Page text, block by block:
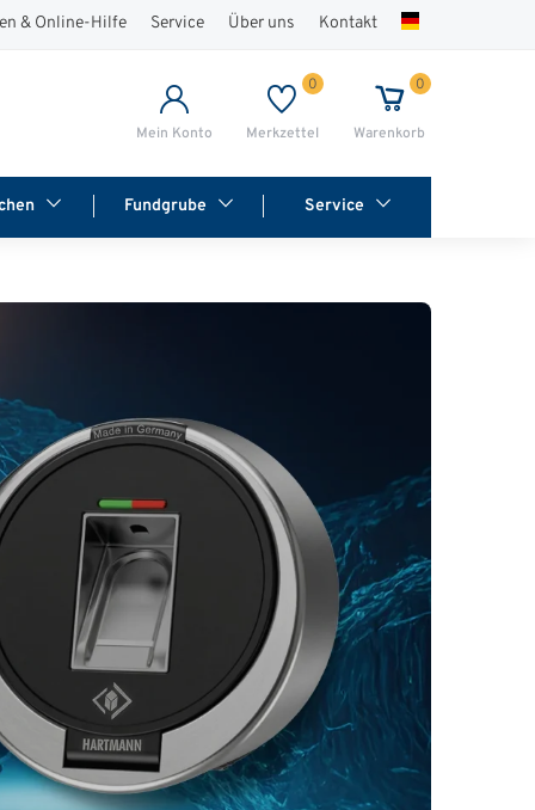
& Online-Hilfe Service Über uns Kontakt
Mein Konto
0
Merkzettel
0
Warenkorb
Fundgrube Service